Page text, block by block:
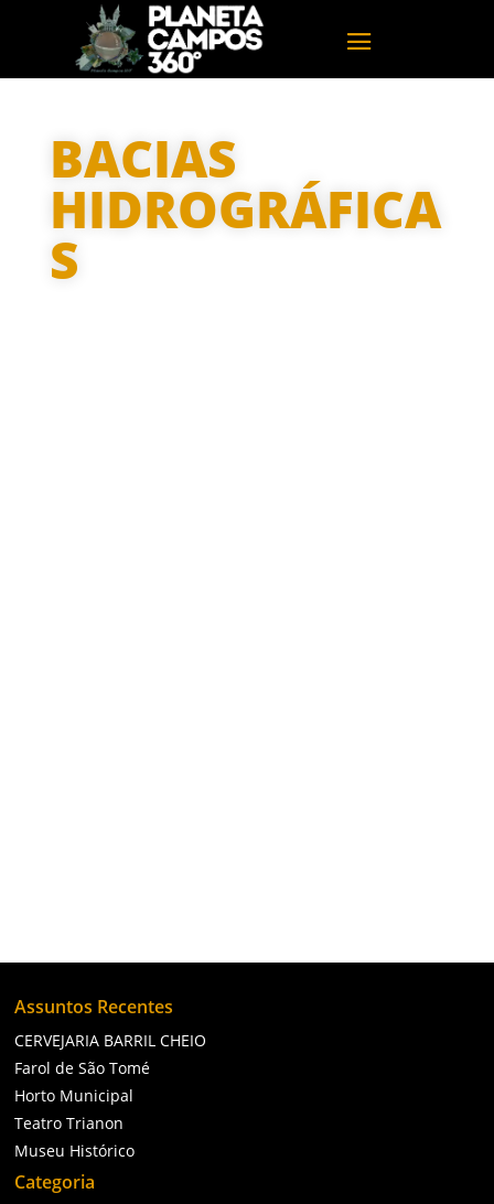
BACIAS
HIDROGRÁFICA
S
Assuntos Recentes
CERVEJARIA BARRIL CHEIO
Farol de São Tomé
Horto Municipal
Teatro Trianon
Museu Histórico
Categoria